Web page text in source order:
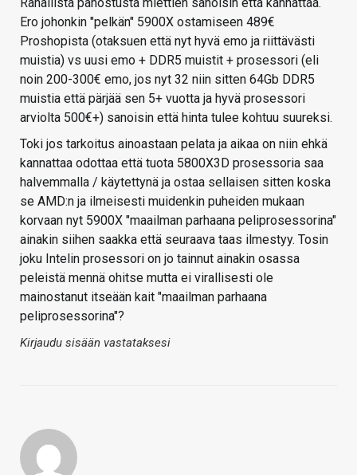
Ero johonkin "pelkän" 5900X ostamiseen 489€
Proshopista (otaksuen että nyt hyvä emo ja riittävästi
muistia) vs uusi emo + DDR5 muistit + prosessori (eli
noin 200-300€ emo, jos nyt 32 niin sitten 64Gb DDR5
muistia että pärjää sen 5+ vuotta ja hyvä prosessori
arviolta 500€+) sanoisin että hinta tulee kohtuu suureksi.
Toki jos tarkoitus ainoastaan pelata ja aikaa on niin ehkä
kannattaa odottaa että tuota 5800X3D prosessoria saa
halvemmalla / käytettynä ja ostaa sellaisen sitten koska
se AMD:n ja ilmeisesti muidenkin puheiden mukaan
korvaan nyt 5900X "maailman parhaana peliprosessorina"
ainakin siihen saakka että seuraava taas ilmestyy. Tosin
joku Intelin prosessori on jo tainnut ainakin osassa
peleistä mennä ohitse mutta ei virallisesti ole
mainostanut itseään kait "maailman parhaana
peliprosessorina"?
Kirjaudu sisään vastataksesi